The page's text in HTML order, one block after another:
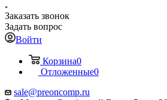
Заказать звонок
Задать вопрос
Войти
Корзина0
Отложенные0
sale@preoncomp.ru